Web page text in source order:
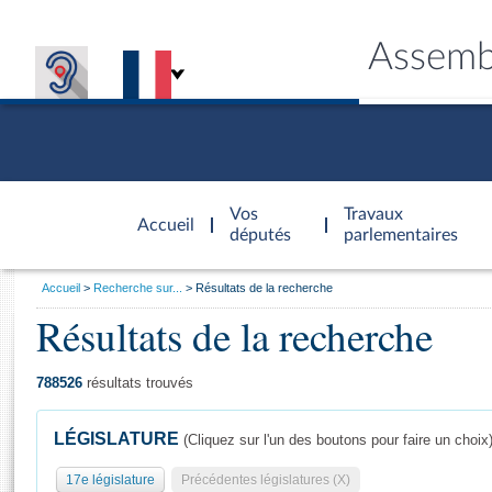
Accueil
d'accueil
Vos
députés
Travaux
parlementaires
Général
Vous
Accueil Recherche sur... Résultats de la recherche
Résultats de la recherche
788526 résultats trouvés
LÉGISLATURE (Cliquez sur l'un des boutons pour faire un choix)
17e législature Précédentes législatures (X)